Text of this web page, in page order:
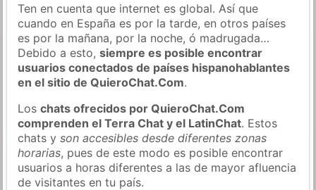
Ten en cuenta que internet es global. Así que
cuando en España es por la tarde, en otros países
es por la mañana, por la noche, ó madrugada…
Debido a esto,siempre es posible encontrar
usuarios conectados de países hispanohablantes
en el sitio de QuieroChat.Com.
Loschats ofrecidos por QuieroChat.Com
comprenden el Terra Chat y el LatinChat. Estos
chats yson accesibles desde diferentes zonas
horarias, pues de este modo es posible encontrar
usuarios a horas diferentes a las de mayor afluencia
de visitantes en tu país.